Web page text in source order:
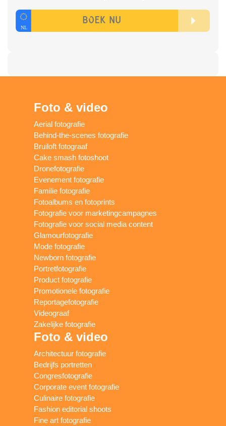
Foto & video
Aerial fotografie
Behind-the-scenes fotografie
Bruiloft fotograaf
Cake smash fotoshoot
Dronefotografie
Evenement fotografie
Familie fotografie
Fotoalbums en fotoprints
Fotografie voor marketingcampagnes
Fotografie voor social media content
Glamourfotografie
Mode fotografie
Newborn fotografie
Portretfotografie
Product fotografie
Promotionele fotografie
Reportagefotografie
Videograaf
Zakelijke fotografie
Foto & video
Architectuur fotografie
Bedrijfs portretten
Congresfotografie
Corporate event fotografie
Culinaire fotografie
Fashion editorial shoots
Fine art fotografie